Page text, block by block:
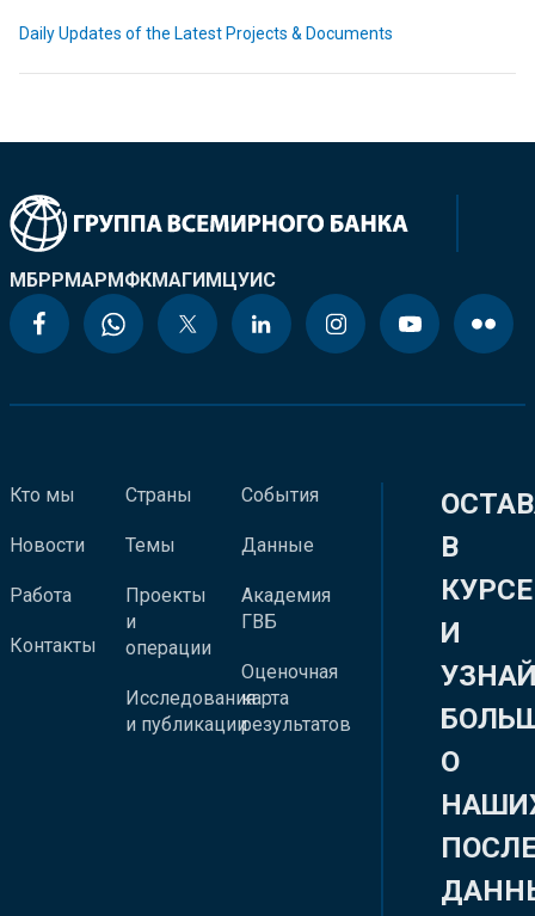
Daily Updates of the Latest Projects & Documents
МБРРМАРМФКМАГИМЦУИС
Кто мы
Новости
Работа
Контакты
Страны
Темы
Проекты
и
операции
Исследования
и публикации
События
Данные
Академия
ГВБ
Оценочная
карта
результатов
В
КУРСЕ
И
О